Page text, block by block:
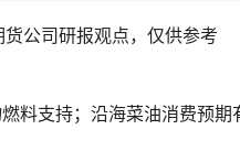
公司研报观点，仅供参考
料支持；沿海菜油消费预